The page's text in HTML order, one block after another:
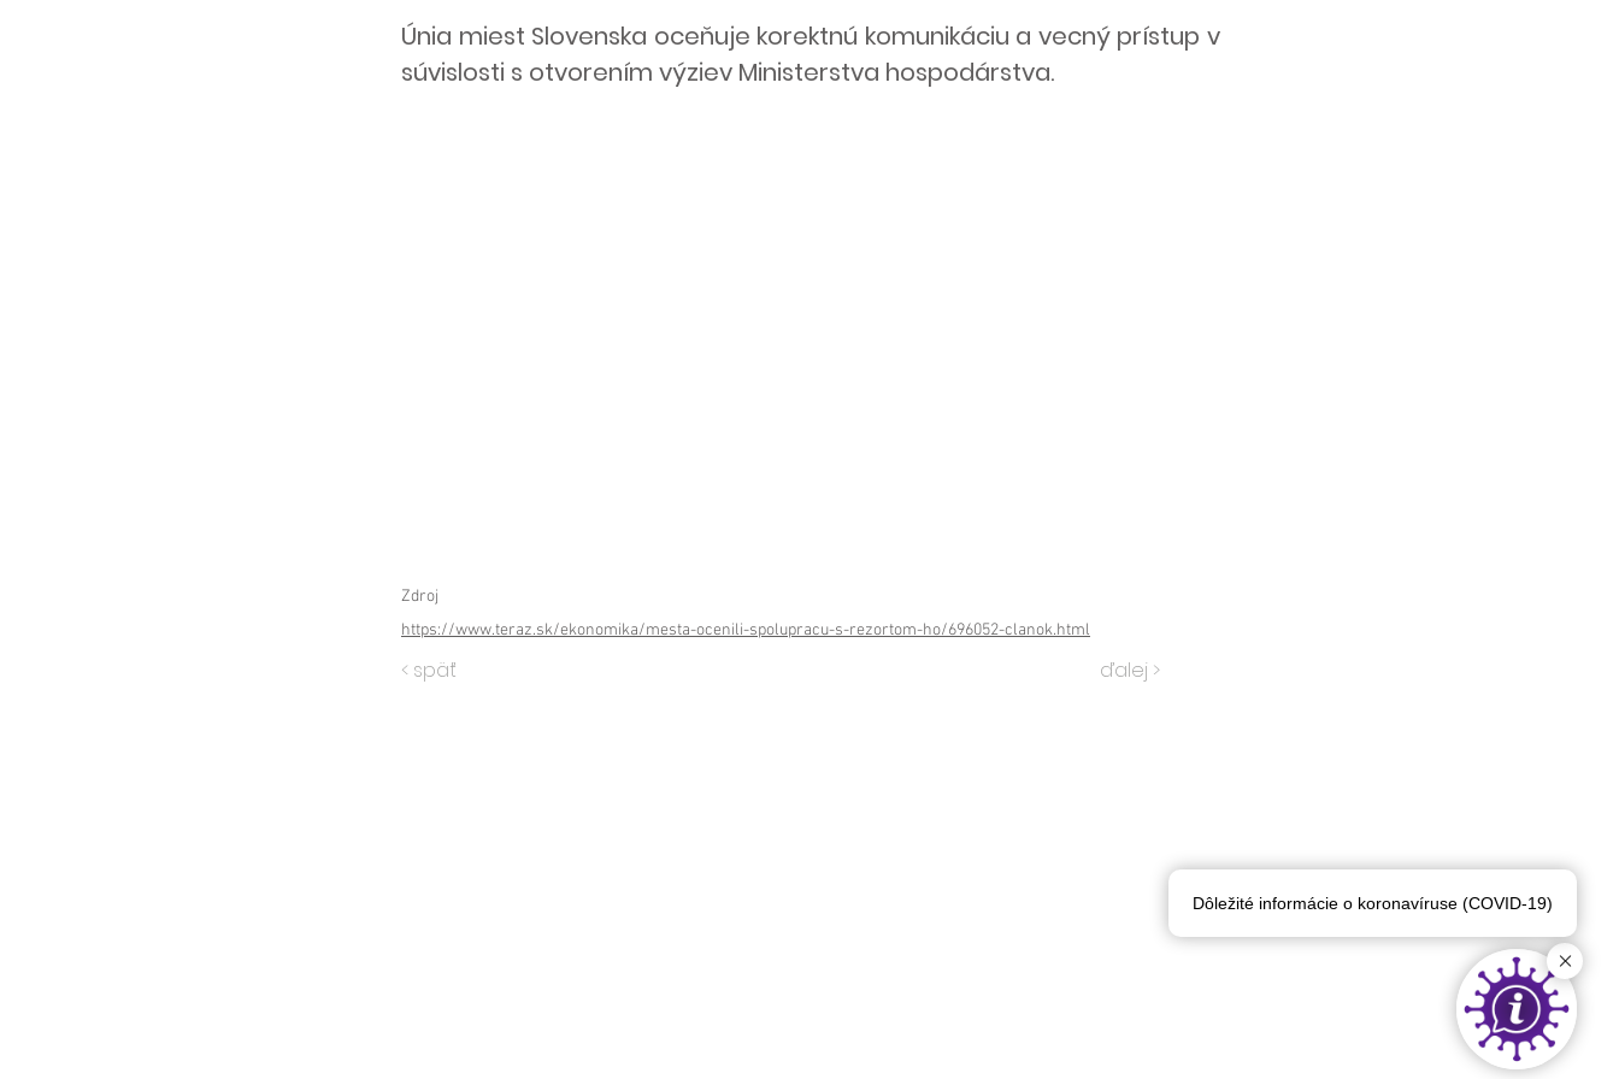
Únia miest Slovenska oceňuje korektnú komunikáciu a vecný prístup v
súvislosti s otvorením výziev Ministerstva hospodárstva.
Zdroj
https://www.teraz.sk/ekonomika/mesta-ocenili-spolupracu-s-rezortom-ho/696052-clanok.html
< späť ďalej >
Dôležité informácie o koronavíruse (COVID-19)